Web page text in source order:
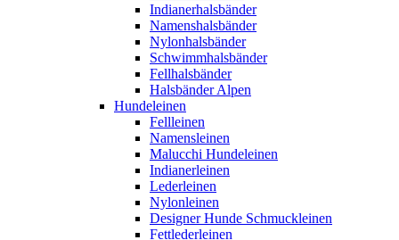
Indianerhalsbänder
Namenshalsbänder
Nylonhalsbänder
Schwimmhalsbänder
Fellhalsbänder
Halsbänder Alpen
Hundeleinen
Fellleinen
Namensleinen
Malucchi Hundeleinen
Indianerleinen
Lederleinen
Nylonleinen
Designer Hunde Schmuckleinen
Fettlederleinen